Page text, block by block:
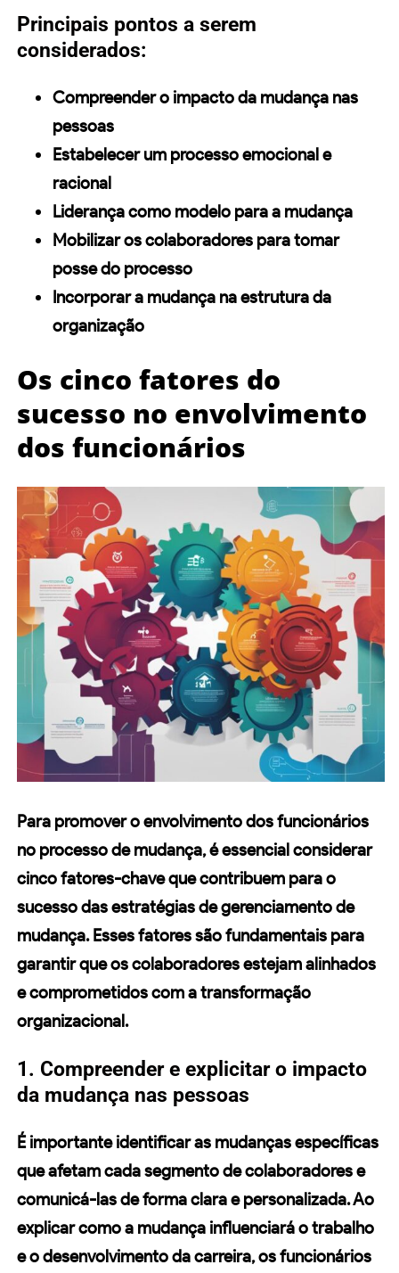
Principais pontos a serem
considerados:
Compreender o impacto da mudança nas
pessoas
Estabelecer um processo emocional e
racional
Liderança como modelo para a mudança
Mobilizar oscolaboradores para tomar
posse do processo
Incorporar a mudança na estrutura da
organização
Os cinco fatores do
sucesso no envolvimento
dos funcionários
Para promover oenvolvimento dos funcionários
no processo de mudança, é essencial considerar
cinco fatores-chave que contribuem para o
sucesso dasestratégiasdegerenciamento de
mudança. Esses fatores são fundamentais para
garantir que oscolaboradoresestejam alinhados
e comprometidos com atransformação
organizacional.
1. Compreender e explicitar o impacto
da mudança nas pessoas
É importante identificar as mudanças específicas
que afetam cada segmento de colaboradores e
comunicá-las de forma clara e personalizada. Ao
explicar como a mudança influenciará o trabalho
e o desenvolvimento dacarreira, os funcionários